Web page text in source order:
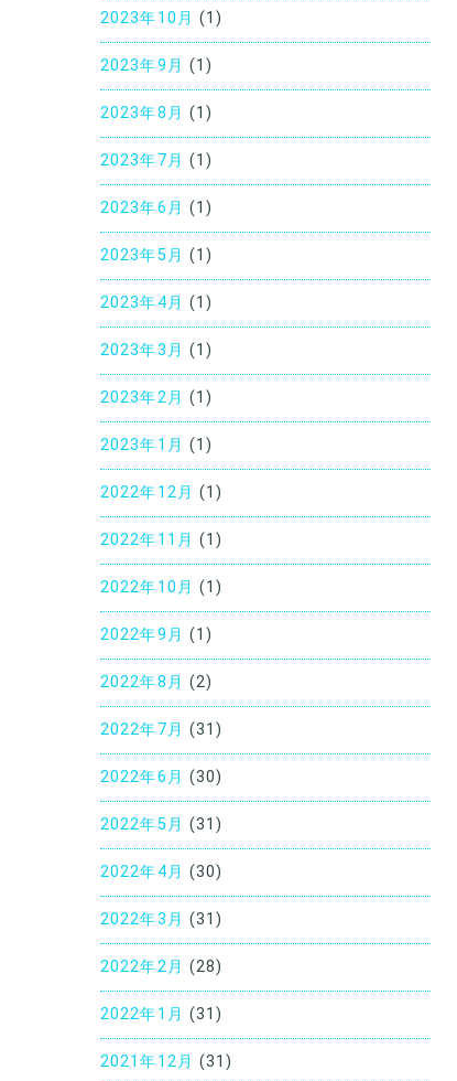
2023年10月 (1)
2023年9月 (1)
2023年8月 (1)
2023年7月 (1)
2023年6月 (1)
2023年5月 (1)
2023年4月 (1)
2023年3月 (1)
2023年2月 (1)
2023年1月 (1)
2022年12月 (1)
2022年11月 (1)
2022年10月 (1)
2022年9月 (1)
2022年8月 (2)
2022年7月 (31)
2022年6月 (30)
2022年5月 (31)
2022年4月 (30)
2022年3月 (31)
2022年2月 (28)
2022年1月 (31)
2021年12月 (31)